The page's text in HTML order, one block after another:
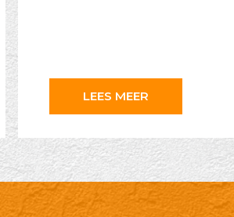
LEES MEER